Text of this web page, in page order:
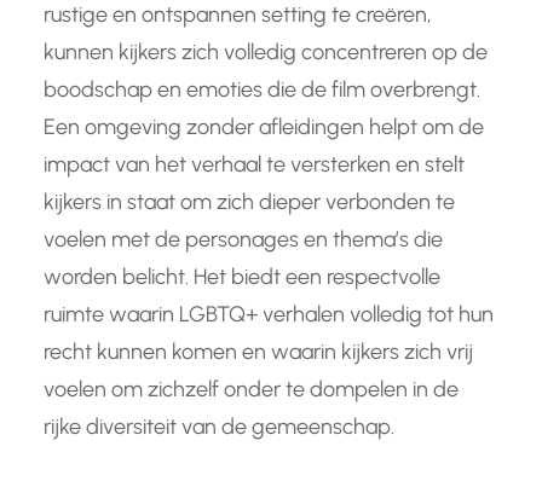
rustige en ontspannen setting te creëren,
kunnen kijkers zich volledig concentreren op de
boodschap en emoties die de film overbrengt.
Een omgeving zonder afleidingen helpt om de
impact van het verhaal te versterken en stelt
kijkers in staat om zich dieper verbonden te
voelen met de personages en thema’s die
worden belicht. Het biedt een respectvolle
ruimte waarin LGBTQ+ verhalen volledig tot hun
recht kunnen komen en waarin kijkers zich vrij
voelen om zichzelf onder te dompelen in de
rijke diversiteit van de gemeenschap.